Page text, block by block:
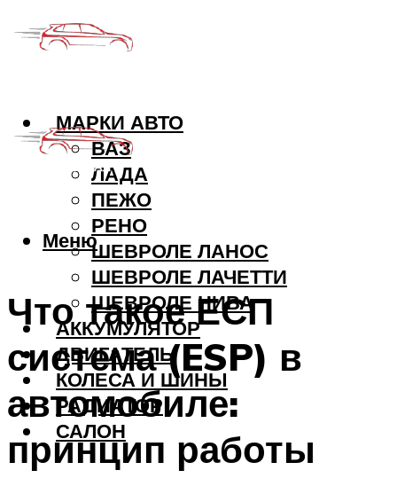
МАРКИ АВТО
ВАЗ
ЛАДА
ПЕЖО
РЕНО
ШЕВРОЛЕ ЛАНОС
ШЕВРОЛЕ ЛАЧЕТТИ
ШЕВРОЛЕ НИВА
АККУМУЛЯТОР
ДВИГАТЕЛЬ
КОЛЕСА И ШИНЫ
РАДИАТОР
САЛОН
Меню
Что такое ЕСП
система (ESP) в
автомобиле:
принцип работы